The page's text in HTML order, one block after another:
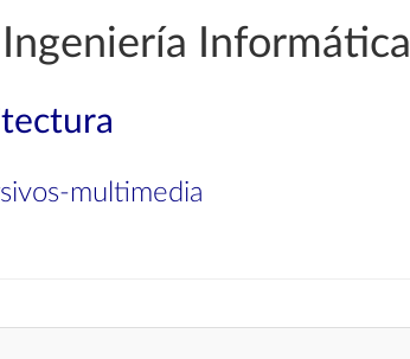
Informática
multimedia